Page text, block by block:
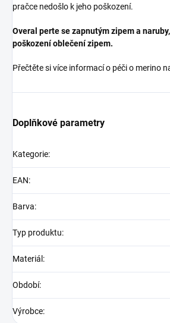
pračce nedošlo k jeho poškození.
Overal perte se zapnutým zipem a
poškození oblečení zipem.
Přečtěte si více informací o péči o merino
Doplňkové parametry
Kategorie:
EAN:
Barva:
Typ produktu:
Materiál :
Období:
Výrobce: